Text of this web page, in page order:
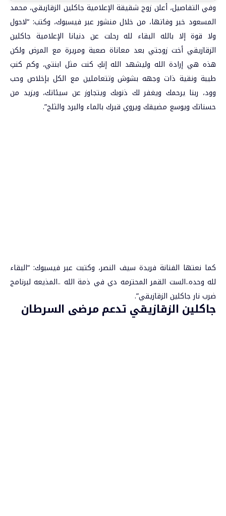
وفي التفاصيل، أعلن زوج شقيقة الإعلامية جاكلين الزقازيقي، محمد
المسعود خبر وفاتها، من خلال منشور عبر فيسبوك، وكتب: “لاحول
ولا قوة إلا بالله البقاء لله رحلت عن دنيانا الإعلامية جاكلين
الزقازيقي أخت زوجتي بعد معاناة صعبة ومريرة مع المرض ولكن
هذه هي إرادة الله وليشهد الله إنكِ كنت مثل ابنتي، وكم كنتِ
طيبة ونقية ذات وجهه بشوش وتتعاملين مع الكل بإخلاص وحب
وود، ربنا يرحمك ويغفر لك ذنوبك ويتجاوز عن سيئاتك، ويزيد من
حسناتك ويوسع مضيقك ويروي قبرك بالماء والبرد والثلج”.
كما نعتها الفنانة فريدة سيف النصر، وكتبت عبر فيسبوك: “البقاء
لله وحده..الست القمر المحترمه دي في ذمة الله ..المذيعه لبرنامج
ضرب نار جاكلين الزقازيقي”.
جاكلين الزقازيقي تدعم مرضى السرطان